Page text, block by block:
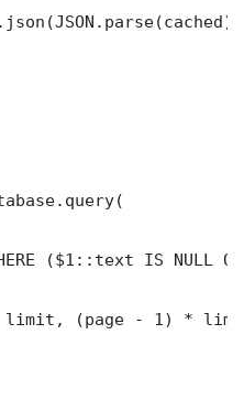
($1::text IS NULL
limit, (page - 1) *